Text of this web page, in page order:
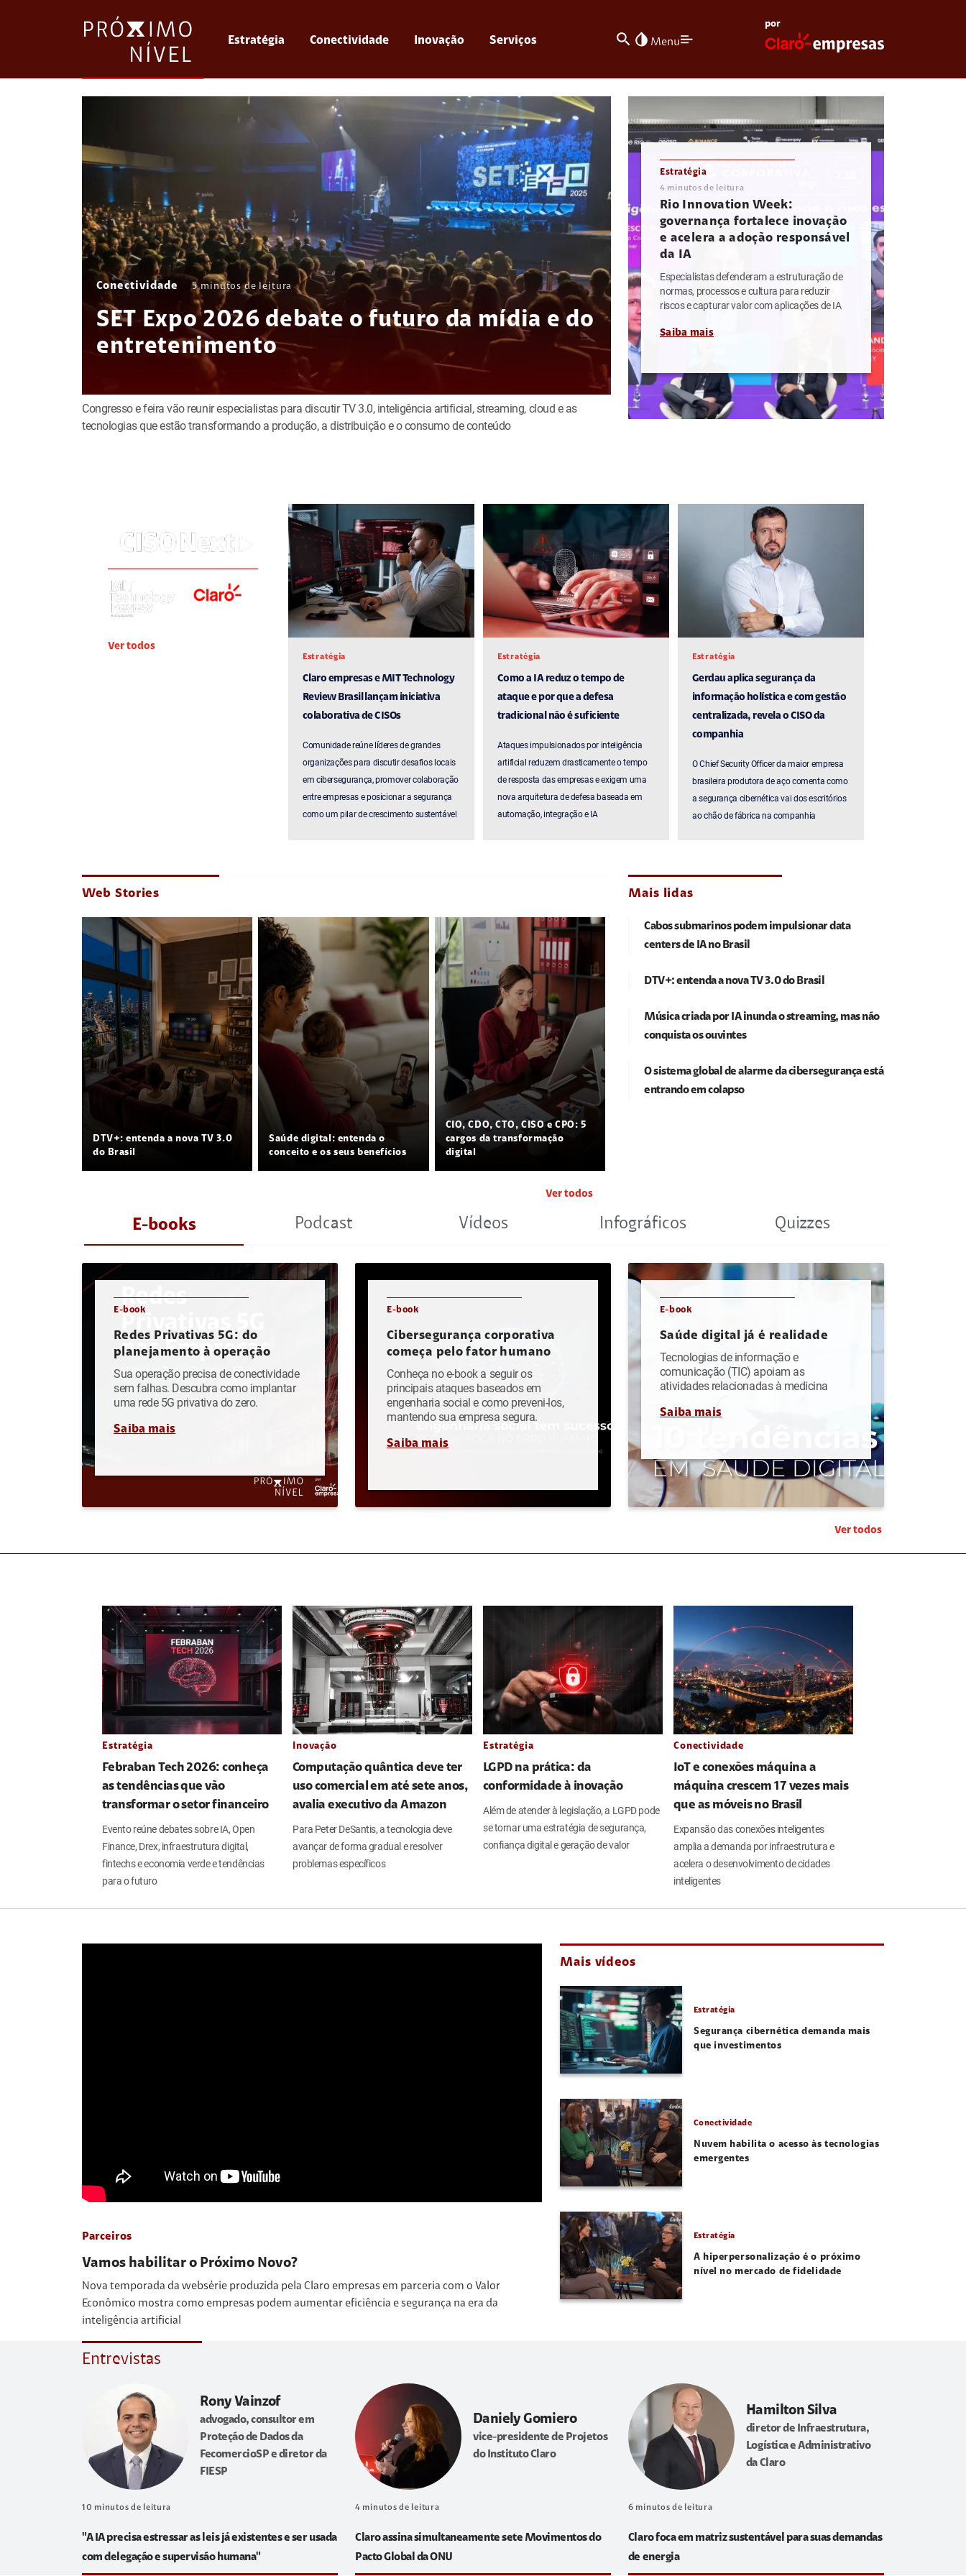
Estratégia Conectividade Inovação Serviços search invert_colors Menu
por
Conectividade 5 minutos de leitura
SET Expo 2026 debate o futuro da mídia e do
entretenimento
Congresso e feira vão reunir especialistas para discutir TV 3.0, inteligência artificial, streaming, cloud e as
tecnologias que estão transformando a produção, a distribuição e o consumo de conteúdo
Estratégia
4 minutos de leitura
Rio Innovation Week:
governança fortalece inovação
e acelera a adoção responsável
da IA
Especialistas defenderam a estruturação de
normas, processos e cultura para reduzir
riscos e capturar valor com aplicações de IA
Saiba mais
Ver todos
Estratégia
Claro empresas e MIT Technology
Review Brasil lançam iniciativa
colaborativa de CISOs
Comunidade reúne líderes de grandes
organizações para discutir desafios locais
em cibersegurança, promover colaboração
entre empresas e posicionar a segurança
como um pilar de crescimento sustentável
Estratégia
Como a IA reduz o tempo de
ataque e por que a defesa
tradicional não é suficiente
Ataques impulsionados por inteligência
artificial reduzem drasticamente o tempo
de resposta das empresas e exigem uma
nova arquitetura de defesa baseada em
automação, integração e IA
Estratégia
Gerdau aplica segurança da
informação holística e com gestão
centralizada, revela o CISO da
companhia
O Chief Security Officer da maior empresa
brasileira produtora de aço comenta como
a segurança cibernética vai dos escritórios
ao chão de fábrica na companhia
Web Stories
DTV+: entenda a nova TV 3.0
do Brasil
Saúde digital: entenda o
conceito e os seus benefícios
CIO, CDO, CTO, CISO e CPO: 5
cargos da transformação
digital
Ver todos
Mais lidas
Cabos submarinos podem impulsionar data
centers de IA no Brasil
DTV+: entenda a nova TV 3.0 do Brasil
Música criada por IA inunda o streaming, mas não
conquista os ouvintes
O sistema global de alarme da cibersegurança está
entrando em colapso
E-books Podcast Vídeos Infográficos Quizzes
E-book
Redes Privativas 5G: do
planejamento à operação
Sua operação precisa de conectividade
sem falhas. Descubra como implantar
uma rede 5G privativa do zero.
Saiba mais
E-book
Cibersegurança corporativa
começa pelo fator humano
Conheça no e-book a seguir os
principais ataques baseados em
engenharia social e como preveni-los,
mantendo sua empresa segura.
Saiba mais
E-book
Saúde digital já é realidade
Tecnologias de informação e
comunicação (TIC) apoiam as
atividades relacionadas à medicina
Saiba mais
Ver todos
Estratégia
Febraban Tech 2026: conheça
as tendências que vão
transformar o setor financeiro
Evento reúne debates sobre IA, Open
Finance, Drex, infraestrutura digital,
fintechs e economia verde e tendências
para o futuro
Inovação
Computação quântica deve ter
uso comercial em até sete anos,
avalia executivo da Amazon
Para Peter DeSantis, a tecnologia deve
avançar de forma gradual e resolver
problemas específicos
Estratégia
LGPD na prática: da
conformidade à inovação
Além de atender à legislação, a LGPD pode
se tornar uma estratégia de segurança,
confiança digital e geração de valor
Conectividade
IoT e conexões máquina a
máquina crescem 17 vezes mais
que as móveis no Brasil
Expansão das conexões inteligentes
amplia a demanda por infraestrutura e
acelera o desenvolvimento de cidades
inteligentes
Parceiros
Vamos habilitar o Próximo Novo?
Nova temporada da websérie produzida pela Claro empresas em parceria com o Valor
Econômico mostra como empresas podem aumentar eficiência e segurança na era da
inteligência artificial
Mais vídeos
Estratégia
Segurança cibernética demanda mais
que investimentos
Conectividade
Nuvem habilita o acesso às tecnologias
emergentes
Estratégia
A hiperpersonalização é o próximo
nível no mercado de fidelidade
Entrevistas
Rony Vainzof
advogado, consultor em
Proteção de Dados da
FecomercioSP e diretor da
FIESP
10 minutos de leitura
"A IA precisa estressar as leis já existentes e ser usada
com delegação e supervisão humana"
Daniely Gomiero
vice-presidente de Projetos
do Instituto Claro
4 minutos de leitura
Claro assina simultaneamente sete Movimentos do
Pacto Global da ONU
Hamilton Silva
diretor de Infraestrutura,
Logística e Administrativo
da Claro
6 minutos de leitura
Claro foca em matriz sustentável para suas demandas
de energia